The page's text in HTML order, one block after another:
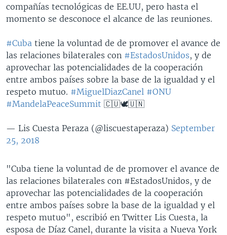
compañías tecnológicas de EE.UU, ​pero hasta el
momento se desconoce el alcance de las reuniones.
#Cuba tiene la voluntad de de promover el avance de
las relaciones bilaterales con #EstadosUnidos, y de
aprovechar las potencialidades de la cooperación
entre ambos países sobre la base de la igualdad y el
respeto mutuo. #MiguelDiazCanel #ONU
#MandelaPeaceSummit 🇨🇺🕊️🇺🇳
— Lis Cuesta Peraza (@liscuestaperaza) September
25, 2018
"Cuba tiene la voluntad de de promover el avance de
las relaciones bilaterales con #EstadosUnidos, y de
aprovechar las potencialidades de la cooperación
entre ambos países sobre la base de la igualdad y el
respeto mutuo", escribió en Twitter Lis Cuesta, la
esposa de Díaz Canel, durante la visita a Nueva York